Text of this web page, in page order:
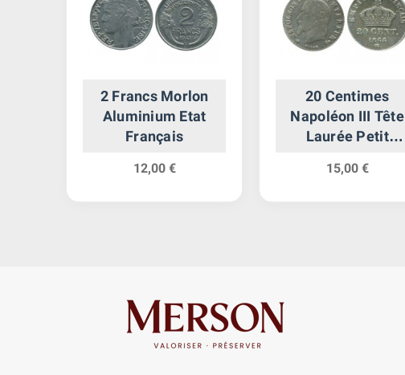
2 Francs Morlon
Aluminium Etat
Français
12,00 €
20 Centimes
Napoléon III Tête
Laurée Petit
Empire
15,00 €